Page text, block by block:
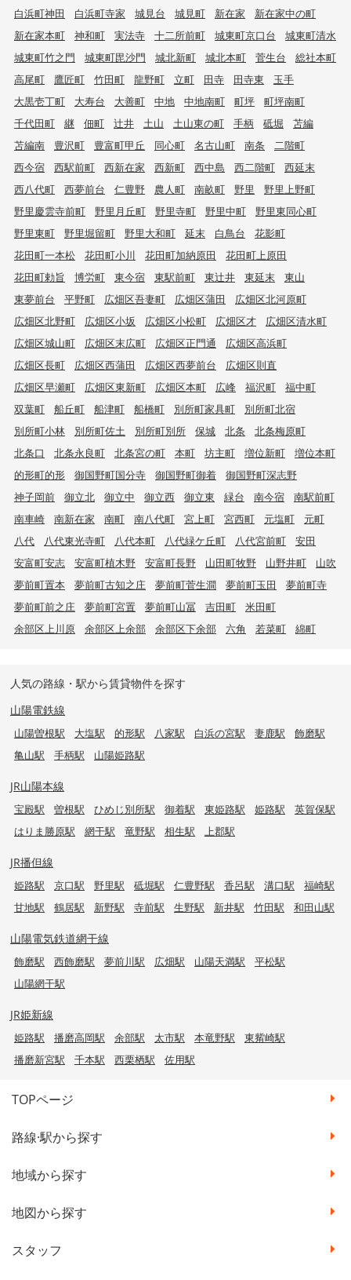
白浜町神田
白浜町寺家 城見台 城見町 新在家
新在家中の町
新在家本町
神和町 実法寺 十二所前町 城東町京口台
城東町清水
城東町竹之門
城東町毘沙門 城北新町 城北本町 菅生台
総社本町
高尾町
鷹匠町 竹田町 龍野町 立町 田寺 田寺東
玉手
大黒壱丁町
大寿台 大善町 中地 中地南町 町坪
町坪南町
千代田町
継 佃町 辻井 土山 土山東の町 手柄 砥堀
苫編
苫編南
豊沢町 豊富町甲丘 同心町 名古山町 南条
二階町
西今宿
西駅前町 西新在家 西新町 西中島 西二階町
西延末
西八代町
西夢前台 仁豊野 農人町 南畝町 野里
野里上野町
野里慶雲寺前町
野里月丘町 野里寺町 野里中町
野里東同心町
野里東町
野里堀留町 野里大和町 延末 白鳥台
花影町
花田町一本松
花田町小川 花田町加納原田
花田町上原田
花田町勅旨
博労町 東今宿 東駅前町 東辻井 東延末
東山
東夢前台
平野町 広畑区吾妻町 広畑区蒲田
広畑区北河原町
広畑区北野町
広畑区小坂 広畑区小松町 広畑区才
広畑区清水町
広畑区城山町
広畑区末広町 広畑区正門通
広畑区高浜町
広畑区長町
広畑区西蒲田 広畑区西夢前台
広畑区則直
広畑区早瀬町
広畑区東新町 広畑区本町 広峰 福沢町
福中町
双葉町
船丘町 船津町 船橋町 別所町家具町
別所町北宿
別所町小林
別所町佐土 別所町別所 保城 北条
北条梅原町
北条口
北条永良町 北条宮の町 本町 坊主町 増位新町
増位本町
的形町的形
御国野町国分寺 御国野町御着
御国野町深志野
神子岡前
御立北 御立中 御立西 御立東 緑台 南今宿
南駅前町
南車崎
南新在家 南町 南八代町 宮上町 宮西町 元塩町
元町
八代
八代東光寺町 八代本町 八代緑ケ丘町 八代宮前町
安田
安富町安志
安富町植木野 安富町長野 山田町牧野 山野井町
山吹
夢前町置本
夢前町古知之庄 夢前町菅生澗 夢前町玉田
夢前町寺
夢前町前之庄
夢前町宮置 夢前町山冨 吉田町
米田町
余部区上川原
余部区上余部 余部区下余部 六角 若菜町 綿町
人気の路線・駅から賃貸物件を探す
山陽電鉄線
山陽曽根駅 大塩駅 的形駅 八家駅 白浜の宮駅 妻鹿駅
飾磨駅
亀山駅
手柄駅 山陽姫路駅
JR山陽本線
宝殿駅 曽根駅 ひめじ別所駅 御着駅 東姫路駅 姫路駅
英賀保駅
はりま勝原駅
網干駅 竜野駅 相生駅 上郡駅
JR播但線
姫路駅 京口駅 野里駅 砥堀駅 仁豊野駅 香呂駅 溝口駅
福崎駅
甘地駅
鶴居駅 新野駅 寺前駅 生野駅 新井駅 竹田駅 和田山駅
山陽電気鉄道網干線
飾磨駅 西飾磨駅 夢前川駅 広畑駅 山陽天満駅
平松駅
山陽網干駅
JR姫新線
姫路駅 播磨高岡駅 余部駅 太市駅 本竜野駅
東觜崎駅
播磨新宮駅
千本駅 西栗栖駅 佐用駅
TOPページ
路線·駅から探す
地域から探す
地図から探す
スタッフ